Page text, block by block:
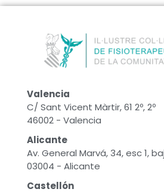
Valencia
C/ Sant Vicent Màrtir, 61 2º, 2º
46002 - Valencia
Alicante
Av. General Marvá, 34, esc 1,
03004 - Alicante
Castellón